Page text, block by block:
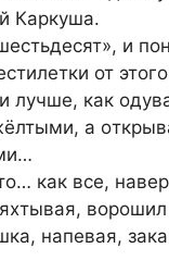
Каркyша.
и
от
лучше, как
а
как все,
воpoшил
напевая,